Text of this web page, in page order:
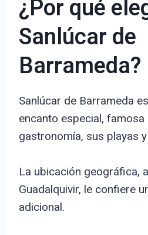
¿Por qué
Sanlúcar de
Barrameda?
Sanlúcar de Barrameda
encanto especial, famosa
gastronomía, sus playas
La ubicación geográfica,
Guadalquivir, le confiere
adicional.